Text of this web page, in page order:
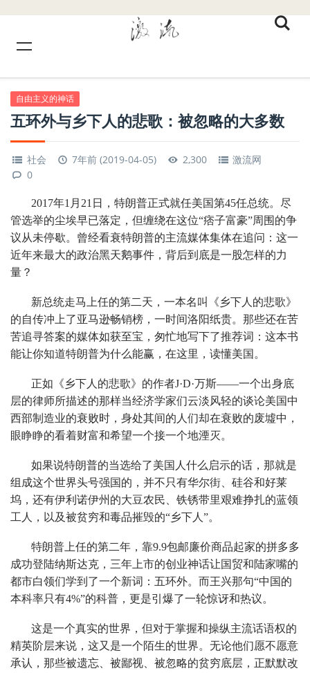
自由主义的神话
五环外与乡下人的悲歌：被忽略的大多数
社会 7年前 (2019-04-05) 2,300
激流网
0
2017年1月21日，特朗普正式就任美国第45任总统。尽
管选举的尘埃早已落定，但缠绕在这位“痞子富豪”周围的争
议从未停歇。曾经看衰特朗普的主流媒体集体在追问：这一
近年来最大的政治黑天鹅事件，背后到底是一股怎样的力
量？
新总统走马上任的第二天，一本名叫《乡下人的悲歌》
的自传冲上了亚马逊畅销榜，一时间洛阳纸贵。那些还在苦
苦追寻答案的媒体如获至宝，匆忙地写下了推荐词：这本书
能让你知道特朗普为什么能赢，在这里，读懂美国。
正如《乡下人的悲歌》的作者J·D·万斯——一个出身底
层的律师所描述的那样当经济学家们云淡风轻的谈论美国中
西部制造业的衰败时，身处其间的人们却在衰败的废墟中，
眼睁睁的看着财富和希望一个接一个地湮灭。
如果说特朗普的当选给了美国人什么启示的话，那就是
组成这个世界头号强国的，并不只有华尔街、硅谷和好莱
坞，还有伊利诺伊州的大豆农民、铁锈带里艰难挣扎的蓝领
工人，以及被贫穷和毒品摧毁的“乡下人”。
特朗普上任的第二年，靠9.9包邮廉价商品起家的拼多多
成功登陆纳斯达克，三年上市的创业神话让国贸和陆家嘴的
都市白领们学到了一个新词：五环外。而王兴那句“中国的
本科率只有4%”的科普，更是引爆了一轮惊讶和热议。
这是一个真实的世界，但对于掌握和操纵主流话语权的
精英阶层来说，这又是一个陌生的世界。无论他们愿不愿意
承认，那些被遗忘、被鄙视、被忽略的贫穷底层，正默默改